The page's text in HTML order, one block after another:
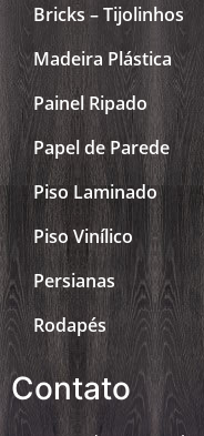
Bricks – Tijolinhos
Madeira Plástica
Painel Ripado
Papel de Parede
Piso Laminado
Piso Vinílico
Persianas
Rodapés
Contato